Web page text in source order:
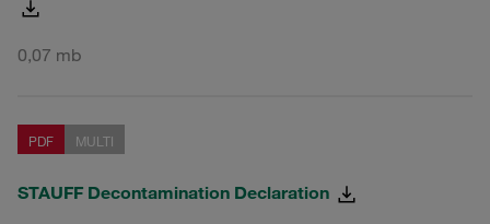
0,07 mb
PDF MULTI
STAUFF Decontamination Declaration